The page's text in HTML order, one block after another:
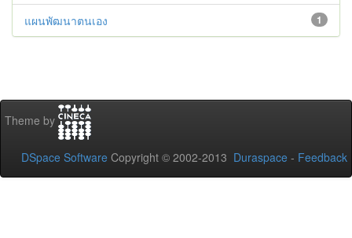
1
แผนพัฒนาตนเอง
Theme by
DSpace Software Copyright © 2002-2013 Duraspace - Feedback